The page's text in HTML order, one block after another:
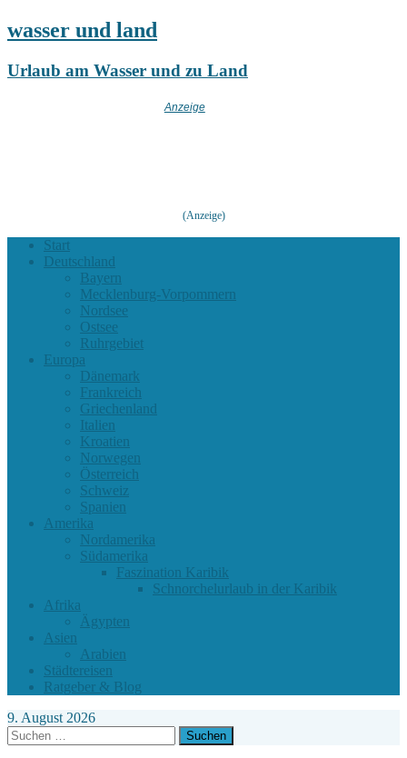
wasser und land
Urlaub am Wasser und zu Land
(Anzeige)
Start
Deutschland
Bayern
Mecklenburg-Vorpommern
Nordsee
Ostsee
Ruhrgebiet
Europa
Dänemark
Frankreich
Griechenland
Italien
Kroatien
Norwegen
Österreich
Schweiz
Spanien
Amerika
Nordamerika
Südamerika
Faszination Karibik
Schnorchelurlaub in der Karibik
Afrika
Ägypten
Asien
Arabien
Städtereisen
Ratgeber & Blog
9. August 2026
Suchen
nach: